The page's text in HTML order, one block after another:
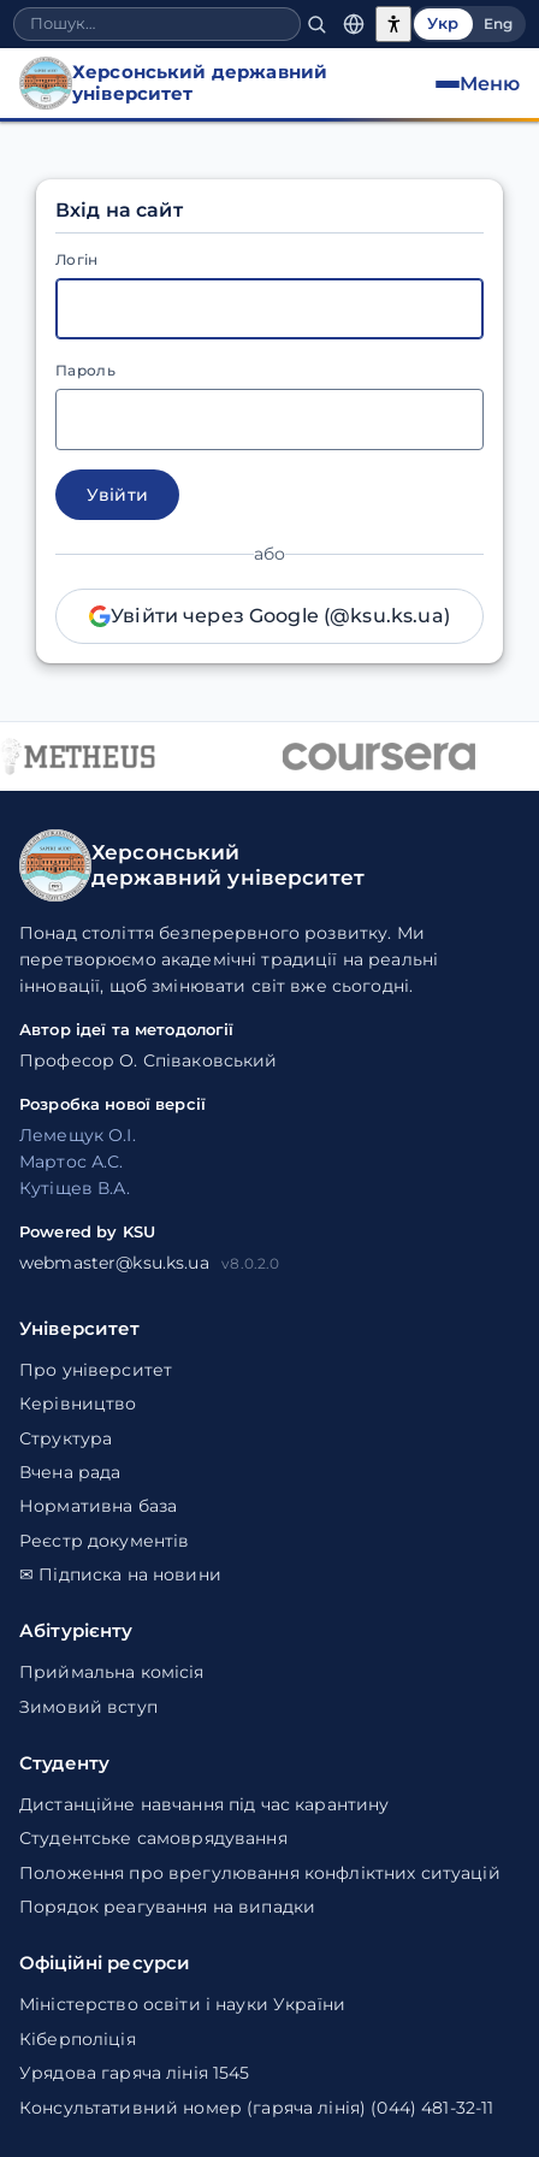
Укр Eng
Херсонський державний
університет
Меню
Вхід на сайт
Логін
Пароль
Увійти
або
Увійти через Google (@ksu.ks.ua)
Херсонський
державний університет
Понад століття безперервного розвитку. Ми
перетворюємо академічні традиції на реальні
інновації, щоб змінювати світ вже сьогодні.
Автор ідеї та методології
Професор О. Співаковський
Розробка нової версії
Лемещук О.І.
Мартос А.С.
Кутіщев В.А.
Powered by KSU
webmaster@ksu.ks.ua v8.0.2.0
Університет
Про університет
Керівництво
Структура
Вчена рада
Нормативна база
Реєстр документів
✉ Підписка на новини
Абітурієнту
Приймальна комісія
Зимовий вступ
Студенту
Дистанційне навчання під час карантину
Студентське самоврядування
Положення про врегулювання конфліктних ситуацій
Порядок реагування на випадки
Офіційні ресурси
Міністерство освіти і науки України
Кіберполіція
Урядова гаряча лінія 1545
Консультативний номер (гаряча лінія) (044) 481-32-11